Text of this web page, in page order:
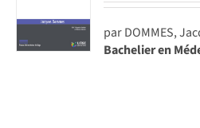
par DOMMES,
Bachelier en